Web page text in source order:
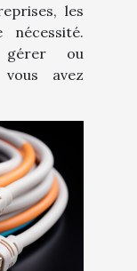
les
nécessité.
gérer ou
avez